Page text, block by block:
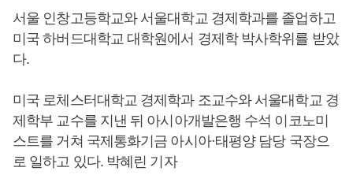
서울 인창고등학교와 서울대학교 경제학과를 졸업하고
미국 하버드대학교 대학원에서 경제학 박사학위를 받았
다.
미국 로체스터대학교 경제학과 조교수와 서울대학교 경
제학부 교수를 지낸 뒤 아시아개발은행 수석 이코노미
스트를 거쳐 국제통화기금 아시아·태평양 담당 국장으
로 일하고 있다. 박혜린 기자